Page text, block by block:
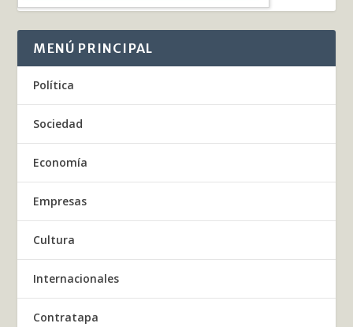
MENÚ PRINCIPAL
Política
Sociedad
Economía
Empresas
Cultura
Internacionales
Contratapa